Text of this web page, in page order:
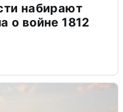
набирают
о войне 1812